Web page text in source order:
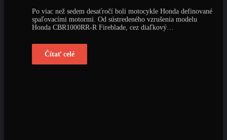
Po viac než sedem desaťročí boli motocykle Honda definované
spaľovacími motormi. Od sústredeného vzrušenia modelu
Honda CBR1000RR‑R Fireblade, cez diaľkový…
Čítať celé